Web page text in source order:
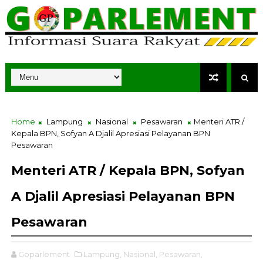
Home Lampung Nasional Pesawaran
Menteri ATR /
Kepala BPN, Sofyan A Djalil Apresiasi Pelayanan BPN
Pesawaran
Menteri ATR / Kepala BPN, Sofyan
A Djalil Apresiasi Pelayanan BPN
Pesawaran
Goparlement Lampung, Nasional, Pesawaran,